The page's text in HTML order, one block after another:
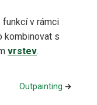
v rámci
kombinovat s
vrstev.
Outpainting